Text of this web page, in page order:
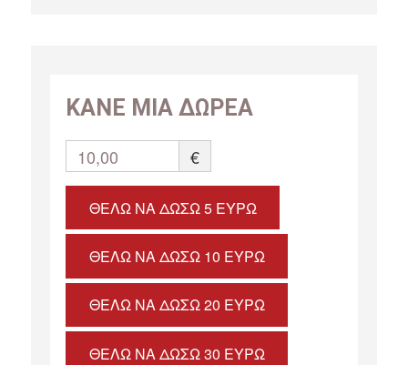
ΚΑΝΕ ΜΙΑ ΔΩΡΕΑ
10,00 €
ΘΈΛΩ ΝΑ ΔΏΣΩ 5 ΕΥΡΏ
ΘΈΛΩ ΝΑ ΔΏΣΩ 10 ΕΥΡΏ
ΘΈΛΩ ΝΑ ΔΏΣΩ 20 ΕΥΡΏ
ΘΈΛΩ ΝΑ ΔΏΣΩ 30 ΕΥΡΏ